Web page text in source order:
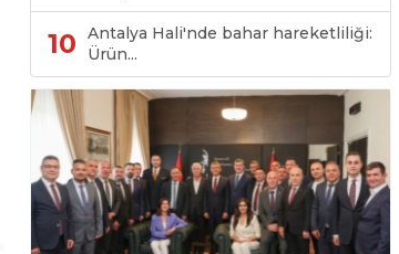
10
Antalya Hali'nde bahar hareketliliği:
Ürün...